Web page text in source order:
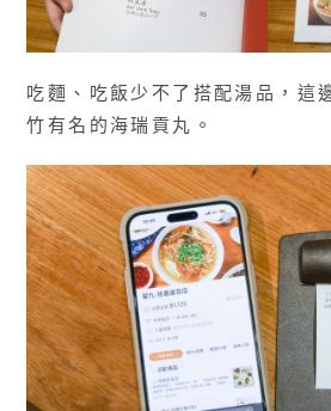
吃麵、吃飯少不了搭配湯品，這
竹有名的海瑞貢丸。